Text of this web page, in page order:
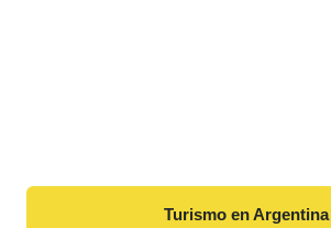
Turismo en Argentina